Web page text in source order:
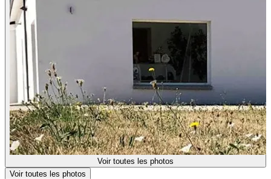
Voir toutes les photos
Voir toutes les photos